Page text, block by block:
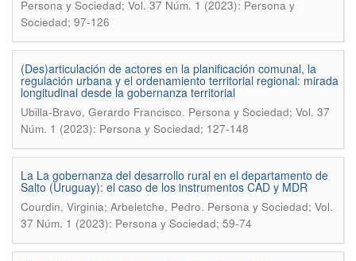
Persona y Sociedad; Vol. 37 Núm. 1 (2023): Persona y
Sociedad; 97-126
(Des)articulación de actores en la planificación comunal, la
regulación urbana y el ordenamiento territorial regional: mirada
longitudinal desde la gobernanza territorial
Ubilla-Bravo, Gerardo Francisco. Persona y Sociedad; Vol. 37
Núm. 1 (2023): Persona y Sociedad; 127-148
La La gobernanza del desarrollo rural en el departamento de
Salto (Uruguay): el caso de los instrumentos CAD y MDR
Courdin, Virginia; Arbeletche, Pedro. Persona y Sociedad; Vol.
37 Núm. 1 (2023): Persona y Sociedad; 59-74